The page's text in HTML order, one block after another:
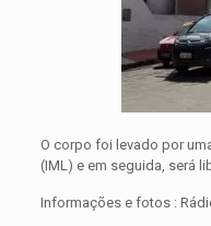
O corpo foi levado por
(IML) e em seguida, será
Informações e fotos :